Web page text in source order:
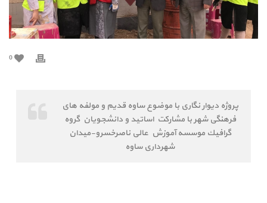
0
پروژه دیوار نگاری با موضوع ساوه قدیم و مولفه های
فرهنگی شهر با مشارکت اساتيد و دانشجويان گروه
گرافيك موسسه آموزش عالی ناصرخسرو-میدان
شهرداری ساوه